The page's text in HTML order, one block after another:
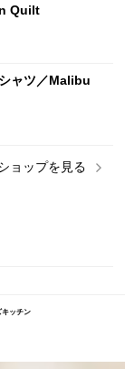
Quilt
ャツ／Malibu
ョップを見る
ッチン